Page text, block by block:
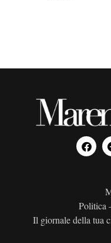
Politica
Il giornale della tua